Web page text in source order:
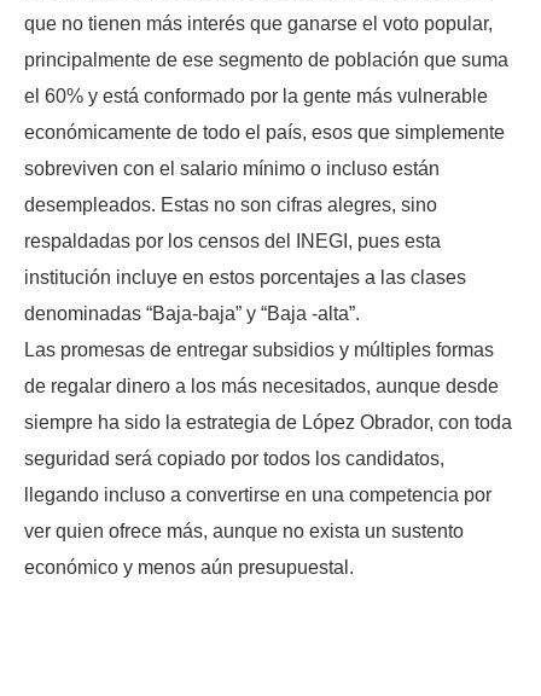
que no tienen más interés que ganarse el voto popular,
principalmente de ese segmento de población que suma
el 60% y está conformado por la gente más vulnerable
económicamente de todo el país, esos que simplemente
sobreviven con el salario mínimo o incluso están
desempleados. Estas no son cifras alegres, sino
respaldadas por los censos del INEGI, pues esta
institución incluye en estos porcentajes a las clases
denominadas “Baja-baja” y “Baja -alta”.
Las promesas de entregar subsidios y múltiples formas
de regalar dinero a los más necesitados, aunque desde
siempre ha sido la estrategia de López Obrador, con toda
seguridad será copiado por todos los candidatos,
llegando incluso a convertirse en una competencia por
ver quien ofrece más, aunque no exista un sustento
económico y menos aún presupuestal.